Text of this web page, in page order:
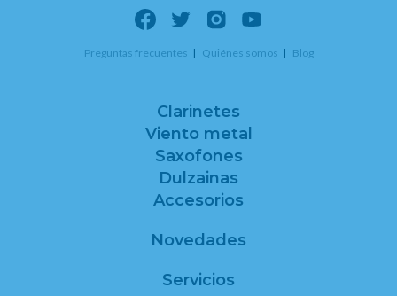
Preguntas frecuentes Quiénes somos Blog
Clarinetes
Viento metal
Saxofones
Dulzainas
Accesorios
Novedades
Servicios